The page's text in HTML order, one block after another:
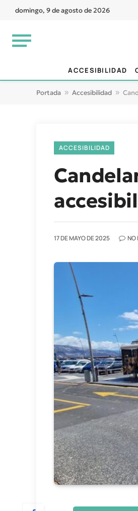
domingo, 9 de agosto de 2026
ACCESIBILIDAD
Portada » Accesibilidad »
ACCESIBILIDAD
17 DE MAYO DE 2025 NO